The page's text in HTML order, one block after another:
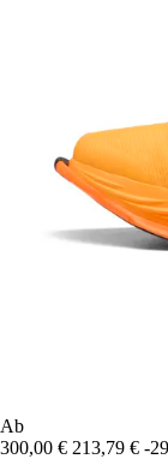
Ab
300,00 € 213,79 € -